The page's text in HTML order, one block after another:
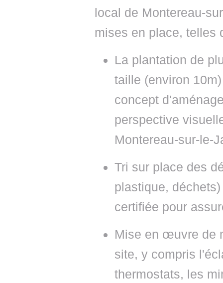
local de Montereau-
mises en place, telles
La plantation de
taille (environ
concept
perspective
Montereau-sur-le-
Tri sur place des
plastique,
certifiée pour
Mise en œuvre de
site, y compris
thermostats, les